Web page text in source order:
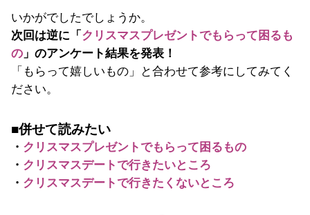
いかがでしたでしょうか。
次回は逆に「 クリスマスプレゼントでもらって困るも
の 」のアンケート結果を発表！
「もらって嬉しいもの」と合わせて参考にしてみてく
ださい。
■併せて読みたい
・ クリスマスプレゼントでもらって困るもの
・ クリスマスデートで行きたいところ
・ クリスマスデートで行きたくないところ